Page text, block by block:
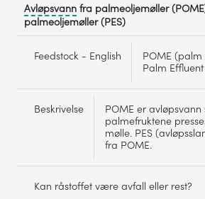
AvløpsvannOmfatter
både
industrielt
overvann.
Avløpsvannet
kan
blanding
alle
fra palmeoljemøller
palmeoljemøller (PES)
Feedstock - English
POME (palm
Palm
Beskrivelse
POME er
palmefruktene
mølle. PES
fra POME.
Kan råstoffet være avfall eller rest?